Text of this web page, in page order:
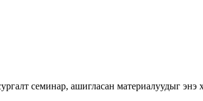
семинар, ашигласан материалуудыг энэ